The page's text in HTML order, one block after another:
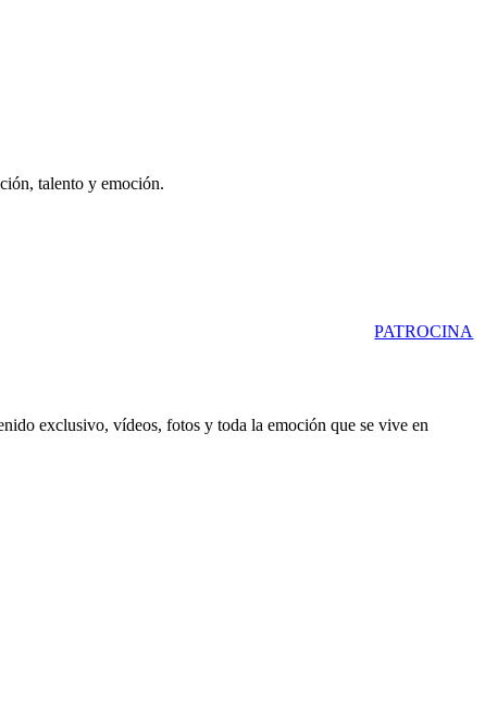
talento y emoción.
PATROCINA
exclusivo, vídeos, fotos y toda la emoción que se vive en